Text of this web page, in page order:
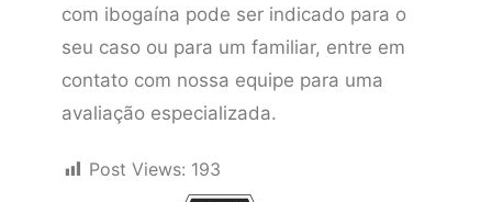
com ibogaína pode ser indicado para o
seu caso ou para um familiar, entre em
contato com nossa equipe para uma
avaliação especializada.
Post Views: 193